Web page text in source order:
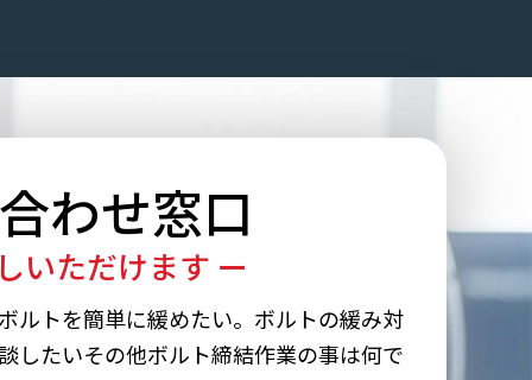
わせ窓口
いただけます ー
ルトを簡単に緩めたい。ボルトの緩み対
したいその他ボルト締結作業の事は何で